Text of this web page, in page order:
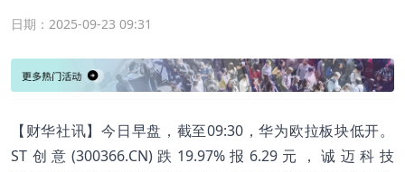
日期： 2025-09-23 09:31
【财华社讯】今日早盘，截至09:30，华为欧拉板块低开。
ST创意(300366.CN)跌19.97%报6.29元，诚迈科技